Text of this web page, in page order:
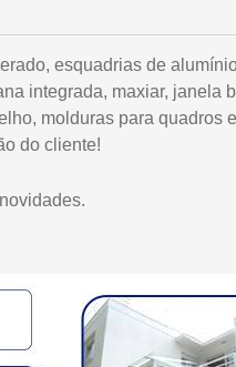
esquadrias de
integrada, maxiar, janela
molduras para quadros
do cliente!